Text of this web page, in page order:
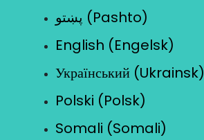
پښتو (Pashto)
English (Engelsk)
Український (Ukrainsk)
Polski (Polsk)
Somali (Somali)